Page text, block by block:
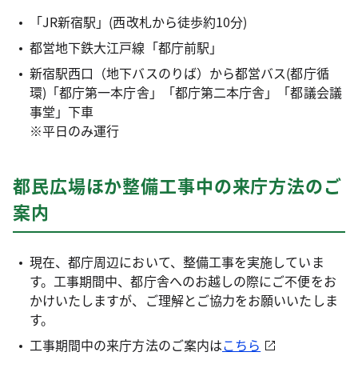
「JR新宿駅」(西改札から徒歩約10分)
都営地下鉄大江戸線「都庁前駅」
新宿駅西口（地下バスのりば）から都営バス(都庁循
環)「都庁第一本庁舎」「都庁第二本庁舎」「都議会議
事堂」下車
※平日のみ運行
都民広場ほか整備工事中の来庁方法のご
案内
現在、都庁周辺において、整備工事を実施していま
す。工事期間中、都庁舎へのお越しの際にご不便をお
かけいたしますが、ご理解とご協力をお願いいたしま
す。
工事期間中の来庁方法のご案内はこちら